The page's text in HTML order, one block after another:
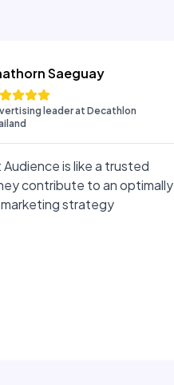
Saeguay
leader at Decathlon
is like a trusted
contribute to an optimally
strategy